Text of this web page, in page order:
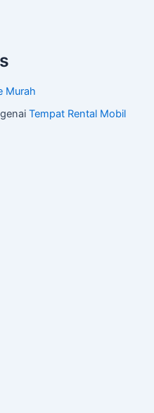
Murah
Tempat Rental Mobil